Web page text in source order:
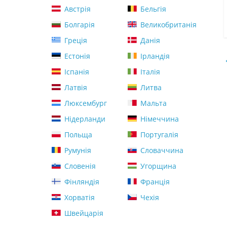
Австрія
Бельгія
Болгарія
Великобританія
Греція
Данія
Естонія
Ірландія
Іспанія
Італія
Латвія
Литва
Люксембург
Мальта
Нідерланди
Німеччина
Польща
Португалія
Румунія
Словаччина
Словенія
Угорщина
Фінляндія
Франція
Хорватія
Чехія
Швейцарія